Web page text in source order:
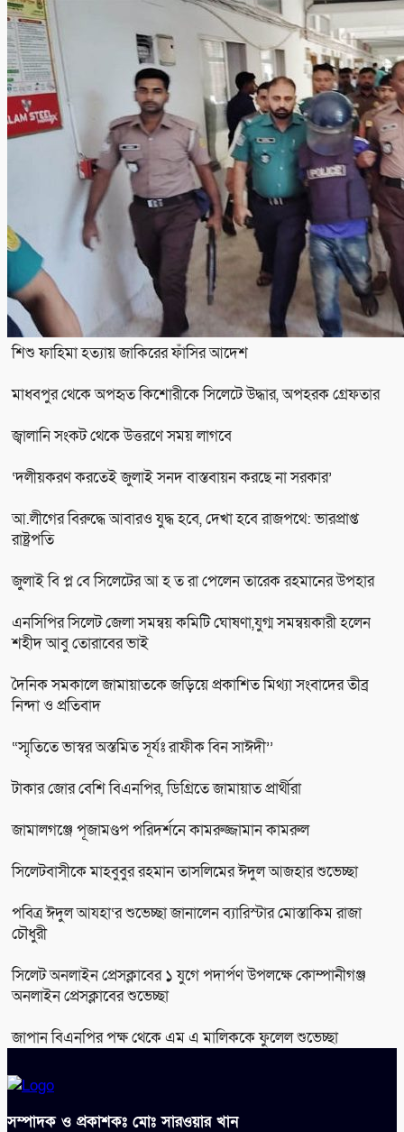
শিশু ফাহিমা হত্যায় জাকিরের ফাঁসির আদেশ
মাধবপুর থেকে অপহৃত কিশোরীকে সিলেটে উদ্ধার, অপহরক গ্রেফতার
জ্বালানি সংকট থেকে উত্তরণে সময় লাগবে
‘দলীয়করণ করতেই জুলাই সনদ বাস্তবায়ন করছে না সরকার’
আ.লীগের বিরুদ্ধে আবারও যুদ্ধ হবে, দেখা হবে রাজপথে: ভারপ্রাপ্ত
রাষ্ট্রপতি
জুলাই বি প্ল বে সিলেটের আ হ ত রা পেলেন তারেক রহমানের উপহার
এনসিপির সিলেট জেলা সমন্বয় কমিটি ঘোষণা,যুগ্ম সমন্বয়কারী হলেন
শহীদ আবু তোরাবের ভাই
দৈনিক সমকালে জামায়াতকে জড়িয়ে প্রকাশিত মিথ্যা সংবাদের তীব্র
নিন্দা ও প্রতিবাদ
“স্মৃতিতে ভাস্বর অস্তমিত সূর্যঃ রাফীক বিন সাঈদী’’
টাকার জোর বেশি বিএনপির, ডিগ্রিতে জামায়াত প্রার্থীরা
জামালগঞ্জে পূজামণ্ডপ পরিদর্শনে কামরুজ্জামান কামরুল
সিলেটবাসীকে মাহবুবুর রহমান তাসলিমের ঈদুল আজহার শুভেচ্ছা
পবিত্র ঈদুল আযহা‘র শুভেচ্ছা জানালেন ব্যারিস্টার মোস্তাকিম রাজা
চৌধুরী
সিলেট অনলাইন প্রেসক্লাবের ১ যুগে পদার্পণ উপলক্ষে কোম্পানীগঞ্জ
অনলাইন প্রেসক্লাবের শুভেচ্ছা
জাপান বিএনপির পক্ষ থেকে এম এ মালিককে ফুলেল শুভেচ্ছা
সম্পাদক ও প্রকাশকঃ মোঃ সারওয়ার খান